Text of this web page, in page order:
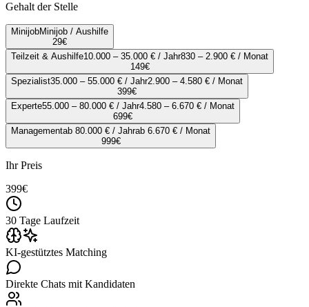
Gehalt der Stelle
MinijobMinijob / Aushilfe
29€
Teilzeit & Aushilfe10.000 – 35.000 € / Jahr830 – 2.900 € / Monat
149€
Spezialist35.000 – 55.000 € / Jahr2.900 – 4.580 € / Monat
399€
Experte55.000 – 80.000 € / Jahr4.580 – 6.670 € / Monat
699€
Managementab 80.000 € / Jahrab 6.670 € / Monat
999€
Ihr Preis
399€
30 Tage Laufzeit
KI-gestütztes Matching
Direkte Chats mit Kandidaten